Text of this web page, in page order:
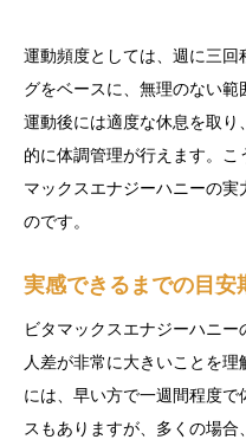
運動頻度としては、週に三
グをベースに、無理のない範
運動後には適度な休息を取
的に体調管理が行えます。
マックスエナジーハニーの
のです。
実感できるまでの目安
ビタマックスエナジーハニ
人差が非常に大きいことを
には、早い方で一週間程度
スもありますが、多くの場